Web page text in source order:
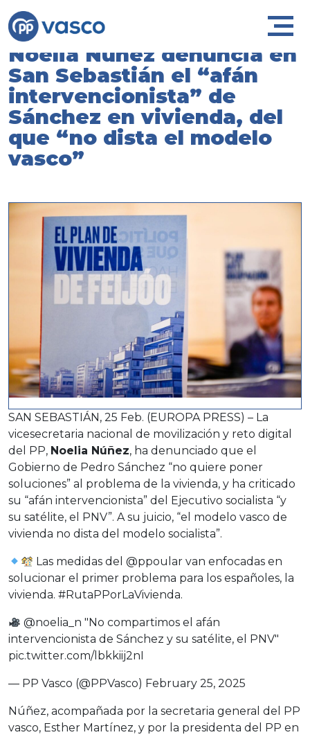
Noelia Núñez denuncia en
San Sebastián el “afán
intervencionista” de
Sánchez en vivienda, del
que “no dista el modelo
vasco”
SAN SEBASTIÁN, 25 Feb. (EUROPA PRESS) – La
vicesecretaria nacional de movilización y reto digital
del PP, Noelia Núñez, ha denunciado que el
Gobierno de Pedro Sánchez “no quiere poner
soluciones” al problema de la vivienda, y ha criticado
su “afán intervencionista” del Ejecutivo socialista “y
su satélite, el PNV”. A su juicio, “el modelo vasco de
vivienda no dista del modelo socialista”.
Las medidas del@ppoular van enfocadas en
solucionar el primer problema para los españoles, la
vivienda. #RutaPPorLaVivienda.
@noelia_n "No compartimos el afán
intervencionista de Sánchez y su satélite, el PNV"
pic.twitter.com/lbkkiij2nI
— PP Vasco (@PPVasco) February 25, 2025
Núñez, acompañada por la secretaria general del PP
vasco, Esther Martínez, y por la presidenta del PP en